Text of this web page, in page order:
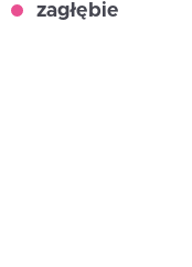
zagłębie